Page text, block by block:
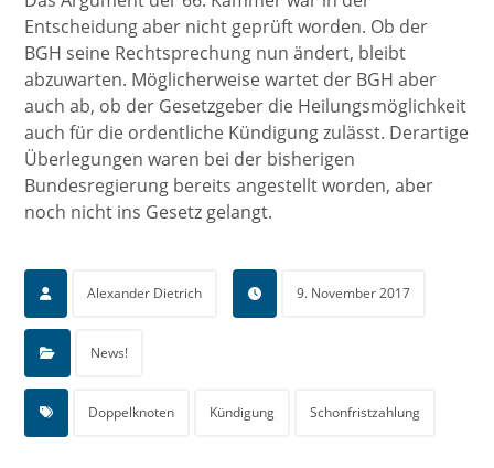
Entscheidung aber nicht geprüft worden. Ob der
BGH seine Rechtsprechung nun ändert, bleibt
abzuwarten. Möglicherweise wartet der BGH aber
auch ab, ob der Gesetzgeber die Heilungsmöglichkeit
auch für die ordentliche Kündigung zulässt. Derartige
Überlegungen waren bei der bisherigen
Bundesregierung bereits angestellt worden, aber
noch nicht ins Gesetz gelangt.
Alexander Dietrich 9. November 2017
News!
Doppelknoten Kündigung Schonfristzahlung